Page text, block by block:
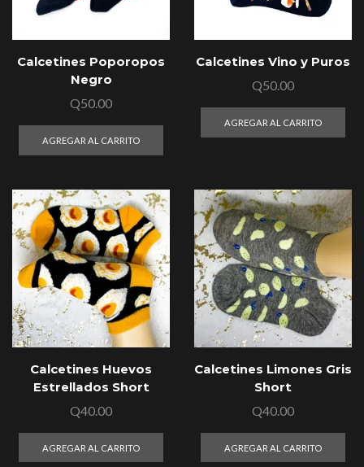
Calcetines Poporopos
Negro
Q50.00
AGREGAR AL CARRITO
Calcetines Vino y Puros
Q50.00
AGREGAR AL CARRITO
Calcetines Huevos
Estrellados Short
Q40.00
AGREGAR AL CARRITO
Calcetines Limones Gris
Short
Q40.00
AGREGAR AL CARRITO